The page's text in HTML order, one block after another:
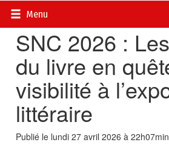
Menu
Accueil>
SNC 2026 :
du livre en
visibilité à
littéraire
Publié le lundi 27 avril 2026 à 22h07min